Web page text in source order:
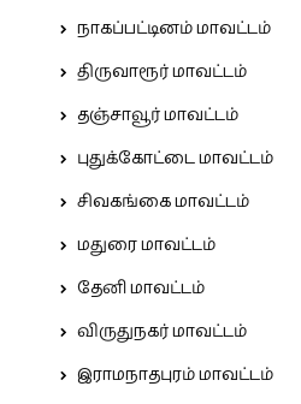
நாகப்பட்டினம் மாவட்டம்
திருவாரூர் மாவட்டம்
தஞ்சாவூர் மாவட்டம்
புதுக்கோட்டை மாவட்டம்
சிவகங்கை மாவட்டம்
மதுரை மாவட்டம்
தேனி மாவட்டம்
விருதுநகர் மாவட்டம்
இராமநாதபுரம் மாவட்டம்